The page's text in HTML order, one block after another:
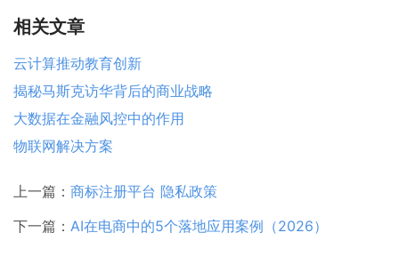
相关文章
云计算推动教育创新
揭秘马斯克访华背后的商业战略
大数据在金融风控中的作用
物联网解决方案
上一篇： 商标注册平台 隐私政策
下一篇： AI在电商中的5个落地应用案例（2026）